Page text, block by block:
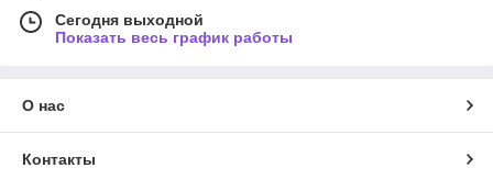
Сегодня выходной
Показать весь график работы
О нас
Контакты